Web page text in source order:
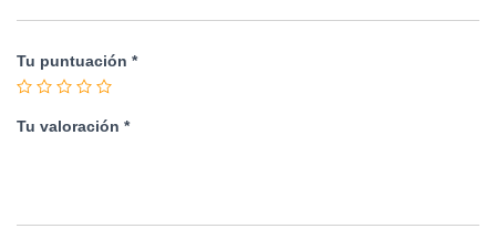
Tu puntuación *
Tu valoración *